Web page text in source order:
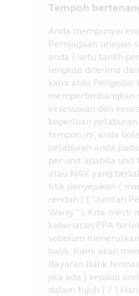
Tempoh
Anda mempunyai
Perniagaan selepas
anda ( iaitu tarikh
lengkap diterima
kami atau Pengedar
mempertimbangkan
kesesuaian dan
keperluan
tempoh ini, anda
pelaburan anda
per unit apabila unit
atau NAV yang
titik penyejukan (
rendah ) ( "Jumlah
Wang ” ). Kita mesti
kebenaran PPA
sebelum
balik. Kami akan
Bayaran Balik
jika ada ) kepada
dalam tujuh ( 7 )